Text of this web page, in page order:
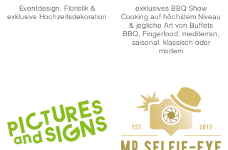
Eventdesign, Floristik &
exklusive Hochzeitsdekoration
exklusives BBQ Show
Cooking auf höchstem Niveau
& jegliche Art von Buffets
BBQ, Fingerfood, mediterran,
saisonal, klassisch oder
modern